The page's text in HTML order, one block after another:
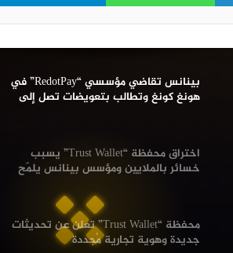
بينانس تقاضي مؤسسي “RedotPay” في
هونغ كونغ وتطالب بتعويضات تصل إلى
اختراق محفظة “Trust Wallet” يسبب
خسائر بالملايين ومؤسس بينانس يلمّح
محفظة “Trust Wallet” تعلن عن تحديثات
جديدة وهوية تجارية مُجددة